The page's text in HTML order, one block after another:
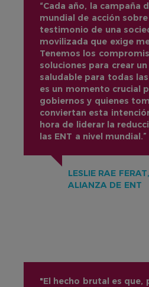
“Cada año, la campaña
mundial de acción sobre
testimonio de una
movilizada que exige
Tenemos los
soluciones para crear
saludable para todas
es un momento crucial
gobiernos y quienes
conviertan esta
hora de liderar la
las ENT a nivel mundial.”
LESLIE RAE
ALIANZA DE ENT
"El hecho brutal es que,